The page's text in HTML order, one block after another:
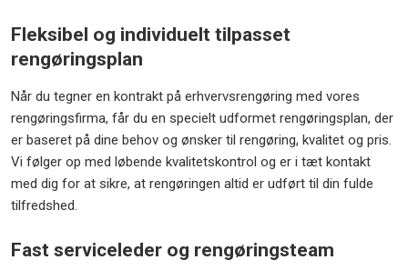
Fleksibel og individuelt tilpasset
rengøringsplan
Når du tegner en kontrakt på erhvervsrengøring med vores
rengøringsfirma, får du en specielt udformet rengøringsplan, der
er baseret på dine behov og ønsker til rengøring, kvalitet og pris.
Vi følger op med løbende kvalitetskontrol og er i tæt kontakt
med dig for at sikre, at rengøringen altid er udført til din fulde
tilfredshed.
Fast serviceleder og rengøringsteam